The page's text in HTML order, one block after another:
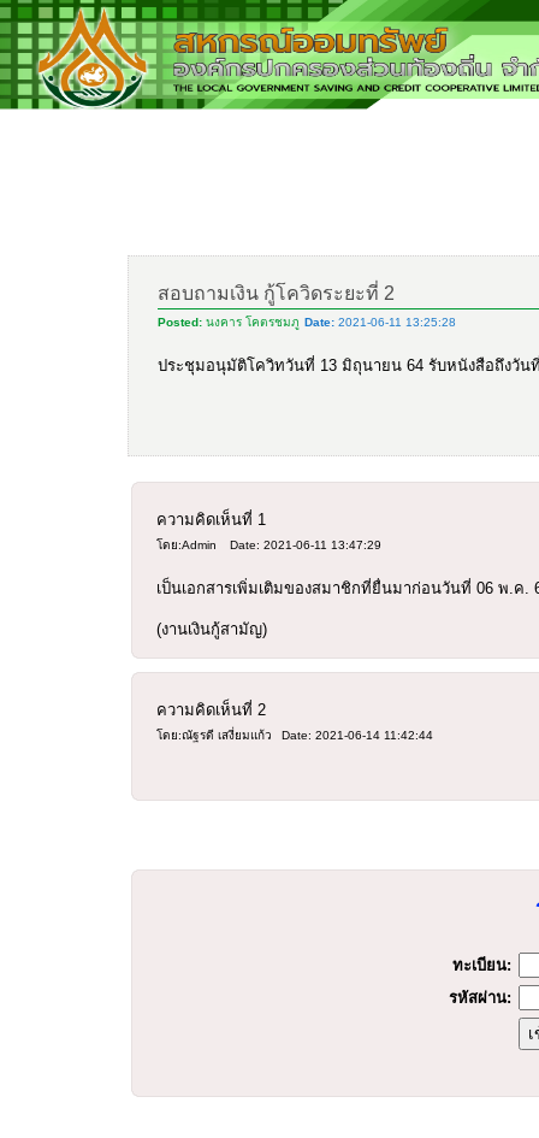
สอบถามเงิน กู้โควิดระยะที่ 2
Posted: นงคาร โคตรชมภู Date: 2021-06-11 13:25:28
ประชุมอนุมัติโควิทวันที่ 13 มิถุนายน 64 รับหนังสือถึงวั
ความคิดเห็นที่ 1
โดย:Admin Date: 2021-06-11 13:47:29
เป็นเอกสารเพิ่มเติมของสมาชิกที่ยื่นมาก่อนวันที่ 06 พ.ค.
(งานเงินกู้สามัญ)
ความคิดเห็นที่ 2
โดย:ณัฐรดี เสงี่ยมแก้ว Date: 2021-06-14 11:42:44
ทะเบียน:
รหัสผ่าน: